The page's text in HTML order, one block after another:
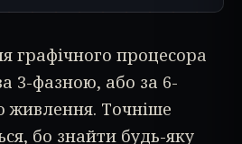
графічного процесора
3-фазною, або за 6-
живлення. Точніше
бо знайти будь-яку